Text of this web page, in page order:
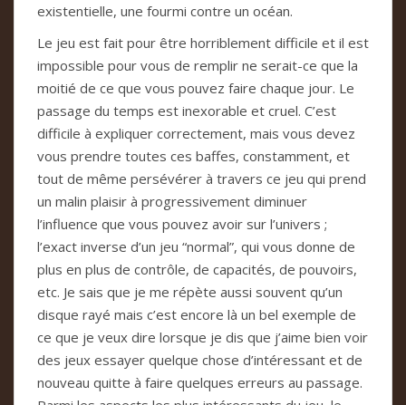
existentielle, une fourmi contre un océan.
Le jeu est fait pour être horriblement difficile et il est
impossible pour vous de remplir ne serait-ce que la
moitié de ce que vous pouvez faire chaque jour. Le
passage du temps est inexorable et cruel. C’est
difficile à expliquer correctement, mais vous devez
vous prendre toutes ces baffes, constamment, et
tout de même persévérer à travers ce jeu qui prend
un malin plaisir à progressivement diminuer
l’influence que vous pouvez avoir sur l’univers ;
l’exact inverse d’un jeu “normal”, qui vous donne de
plus en plus de contrôle, de capacités, de pouvoirs,
etc. Je sais que je me répète aussi souvent qu’un
disque rayé mais c’est encore là un bel exemple de
ce que je veux dire lorsque je dis que j’aime bien voir
des jeux essayer quelque chose d’intéressant et de
nouveau quitte à faire quelques erreurs au passage.